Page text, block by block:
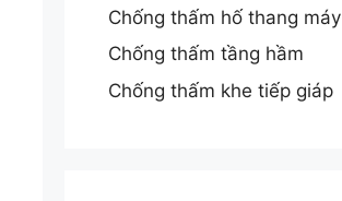
Chống thấm hố thang máy
Chống thấm tầng hầm
Chống thấm khe tiếp giáp